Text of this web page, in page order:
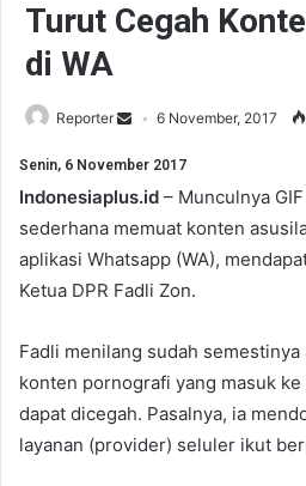
Turut Cegah
di WA
Reporter 6 November, 2017
Senin, 6 November 2017
Indonesiaplus.id – Munculnya
sederhana memuat konten
aplikasi Whatsapp (WA),
Ketua DPR Fadli Zon.
Fadli menilang sudah
konten pornografi yang masuk
dapat dicegah. Pasalnya, ia
layanan (provider) seluler ikut